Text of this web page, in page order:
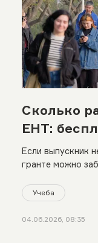
Сколько
ЕНТ:
Если выпускник
гранте можно
Учеба
04.06.2026, 08:35